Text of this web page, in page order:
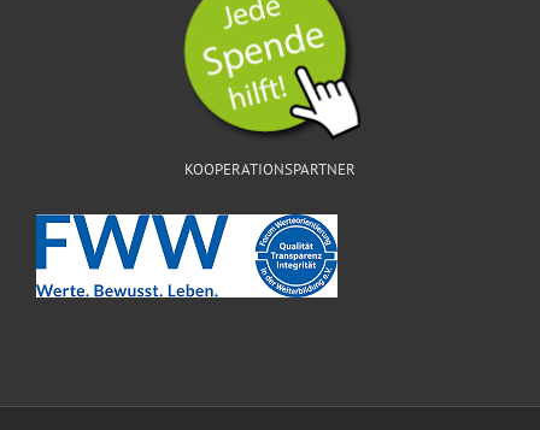
KOOPERATIONSPARTNER